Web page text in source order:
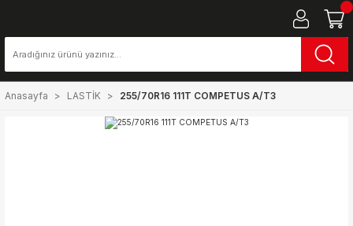
Anasayfa LASTİK 255/70R16 111T COMPETUS A/T3